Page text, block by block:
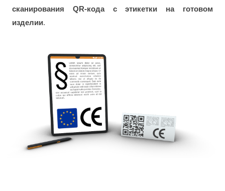
сканирования QR-кода с этикетки на готовом
изделии.